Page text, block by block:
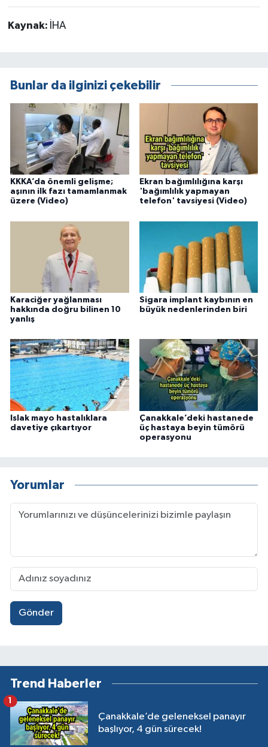
Kaynak: İHA
Bunlar da ilginizi çekebilir
KKKA’da önemli gelişme;
aşının ilk fazı tamamlanmak
üzere (Video)
Ekran bağımlılığına karşı
'bağımlılık yapmayan
telefon' tavsiyesi (Video)
Karaciğer yağlanması
hakkında doğru bilinen 10
yanlış
Sigara implant kaybının en
büyük nedenlerinden biri
Islak mayo hastalıklara
davetiye çıkartıyor
Çanakkale’deki hastanede
üç hastaya beyin tümörü
operasyonu
Yorumlar
Gönder
Trend Haberler
Çanakkale’de geleneksel panayır
başlıyor, 4 gün sürecek!
1